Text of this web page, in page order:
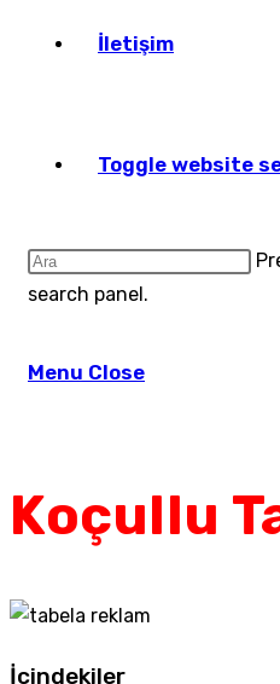
İletişim
Toggle website
search panel.
Menu Close
Koçullu
İçindekiler